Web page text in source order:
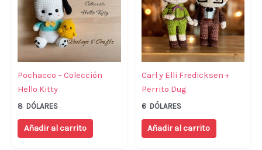
Pochacco – Colección
Hello Kitty
8 DÓLARES
Añadir al carrito
Carl y Elli Fredicksen +
Perrito Dug
6 DÓLARES
Añadir al carrito